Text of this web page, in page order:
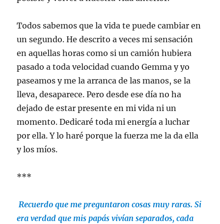
Todos sabemos que la vida te puede cambiar en
un segundo. He descrito a veces mi sensación
en aquellas horas como si un camión hubiera
pasado a toda velocidad cuando Gemma y yo
paseamos y me la arranca de las manos, se la
lleva, desaparece. Pero desde ese día no ha
dejado de estar presente en mi vida ni un
momento. Dedicaré toda mi energía a luchar
por ella. Y lo haré porque la fuerza me la da ella
y los míos.
***
Recuerdo que me preguntaron cosas muy raras. Si
era verdad que mis papás vivían separados, cada